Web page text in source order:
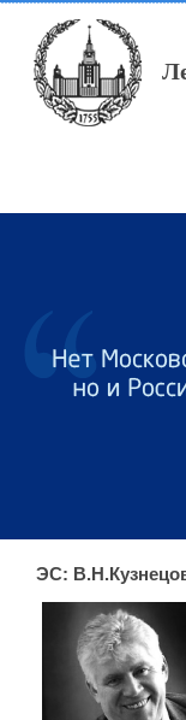
Перейти к
ЭС: